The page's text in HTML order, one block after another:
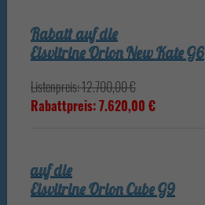
Rabatt auf die
Eisvitrine Orion New Kate G6
Listenpreis: 12.700,00 €
Rabattpreis: 7.620,00 €
auf die
Eisvitrine Orion Cube G9